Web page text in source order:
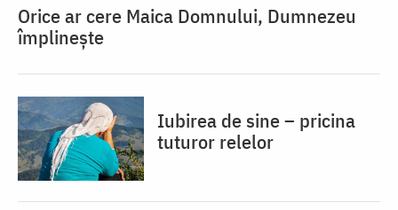
Orice ar cere Maica Domnului, Dumnezeu
împlinește
Iubirea de sine – pricina
tuturor relelor